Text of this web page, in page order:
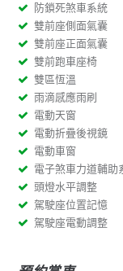
防鎖死煞車系統
雙前座側面氣囊
雙前座正面氣囊
雙前跑車座椅
雙區恆溫
雨滴感應雨刷
電動天窗
電動折疊後視鏡
電動車窗
電子煞車力道輔助
頭燈水平調整
駕駛座位置記憶
駕駛座電動調整